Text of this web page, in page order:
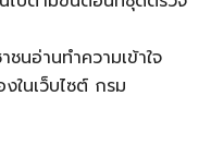
นอ่านทำความเข้าใจ
ในเว็บไซต์ กรม